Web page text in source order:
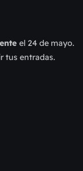
el 24 de mayo.
tus entradas.